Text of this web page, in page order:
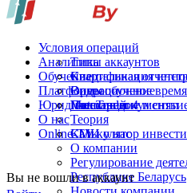
Условия операций
Типы аккаунтов
Спецификация
Операционное время
Пополнение и
Аналитика
Квартальная
Обучение
Видеообучение
Глоссарий
Теория
Калькулятор
Платформы
MetaTrader 4
Юридические документы
О нас
СМИ о нас
О компании
Регулирование
Республике Беларусь
Online-TV
Вы не вошли в аккаунт